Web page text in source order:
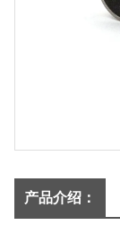
产品介绍：